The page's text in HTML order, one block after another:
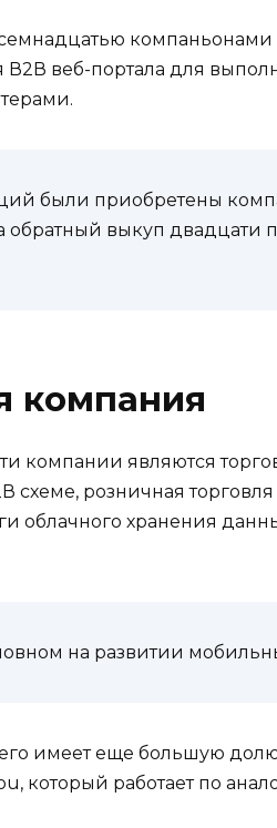
компаньонами
В2В веб-портала для
были приобретены
обратный выкуп двадцати
компания
компании являются
розничная
облачного хранения
на развитии
имеет еще большую долю
который работает по